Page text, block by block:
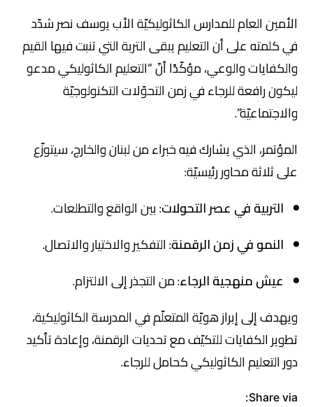
الأمين العام للمدارس الكاثوليكيّة الأب يوسف نصر شدّد
في كلمته على أن التعليم يبقى التربة التي تنبت فيها القيم
والكفايات والوعي، مؤكّدًا أنّ “التعليم الكاثوليكي مدعو
ليكون رافعة للرجاء في زمن التحوّلات التكنولوجيّة
والاجتماعيّة”.
المؤتمر، الذي يشارك فيه خبراء من لبنان والخارج، سيتوزّع
على ثلاثة محاور رئيسيّة:
التربية في عصر التحولات: بين الواقع والتطلعات.
النمو في زمن الرقمنة: التفكير والاختيار والاتصال.
عيش منهجية الرجاء: من التجذر إلى الالتزام.
ويهدف إلى إبراز هويّة المتعلّم في المدرسة الكاثوليكية،
تطوير الكفايات للتكيّف مع تحديات الرقمنة، وإعادة تأكيد
دور التعليم الكاثوليكي كحامل للرجاء.
Share via: